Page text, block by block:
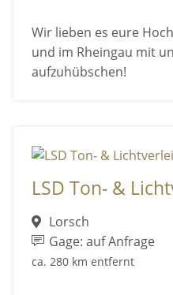
Wir lieben es eure
und im Rheingau mit
aufzuhübschen!
LSD Ton- &
Lorsch
Gage: auf Anfrage
ca. 280 km entfernt